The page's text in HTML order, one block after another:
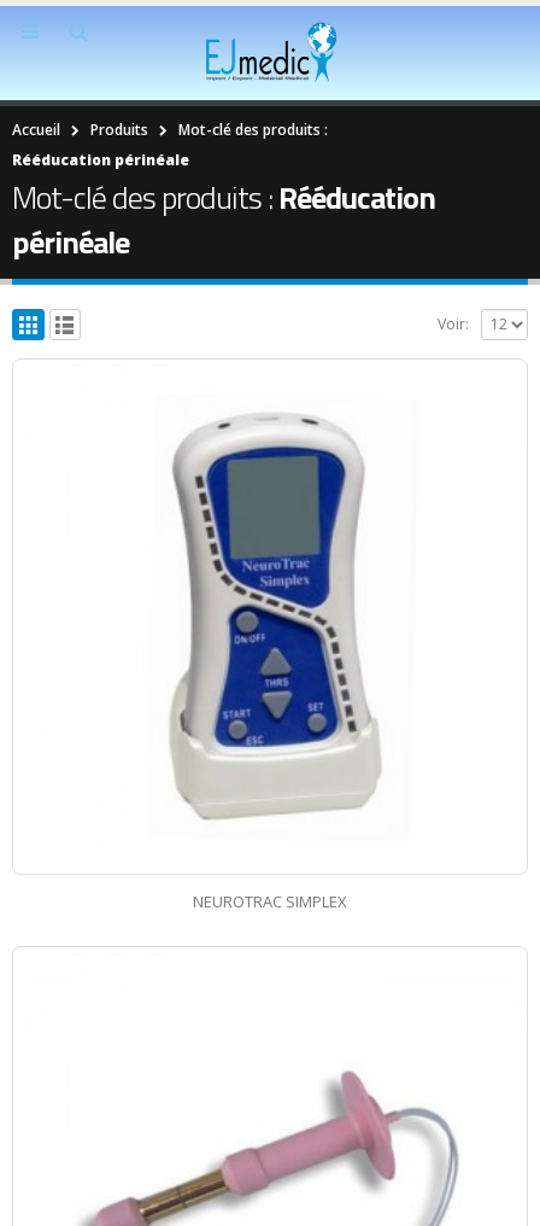
Accueil Produits
Mot-clé des produits :
Rééducation périnéale
Mot-clé des produits :Rééducation
périnéale
Voir:
NEUROTRAC SIMPLEX